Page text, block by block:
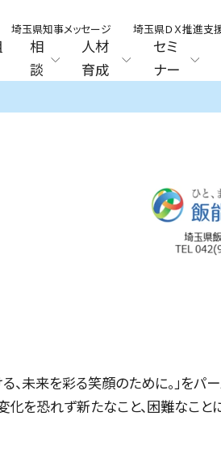
相
談
人材
育成
セミ
ナー
埼玉県知事メッセージ 埼玉県ＤＸ推進支
、未来を彩る笑顔のために。」をパ
化を恐れず新たなこと、困難なこと